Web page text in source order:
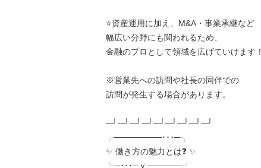
⭐資産運用に加え、M&A・事業承継など
幅広い分野にも関われるため、
金融のプロとして領域を広げていけます！
※営業先への訪問や社長の同伴での
訪問が発生する場合があります。
─┘─┘─┘─┘─┘─┘─┘─┘─┘
╭────────･･･─╮
✨ 働き方の魅力とは❓ ✨
╰─･･･─ｖ──────╯